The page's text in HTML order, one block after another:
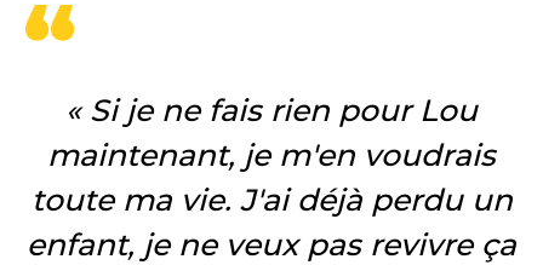
« Si je ne fais rien pour Lou
maintenant, je m'en voudrais
toute ma vie. J'ai déjà perdu un
enfant, je ne veux pas revivre ça